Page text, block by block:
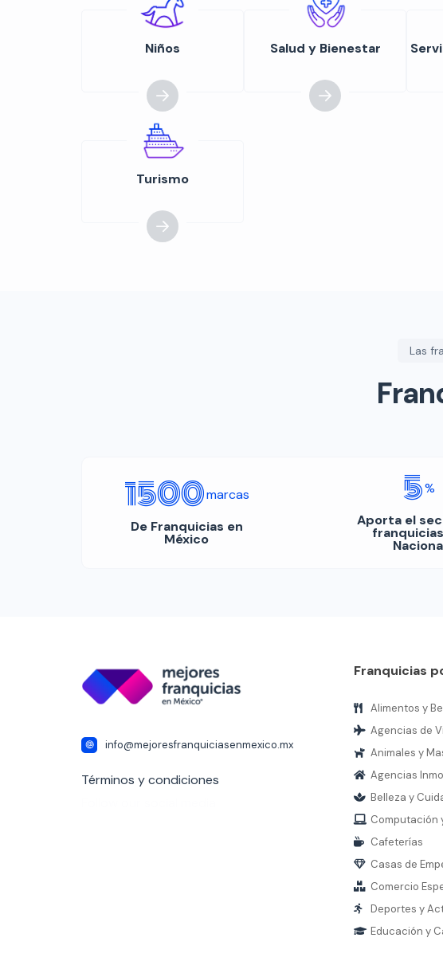
Niños Salud y Bienestar
Turismo
Las
1500marcas
De Franquicias en
México
5%
Aporta el
info@mejoresfranquiciasenmexico.mx
Términos y condiciones
Franquicias
Alimentos y
Agencias de
Animales y
Agencias
Belleza y
Computación
Cafeterías
Casas de
Comercio
Deportes y
Educación y